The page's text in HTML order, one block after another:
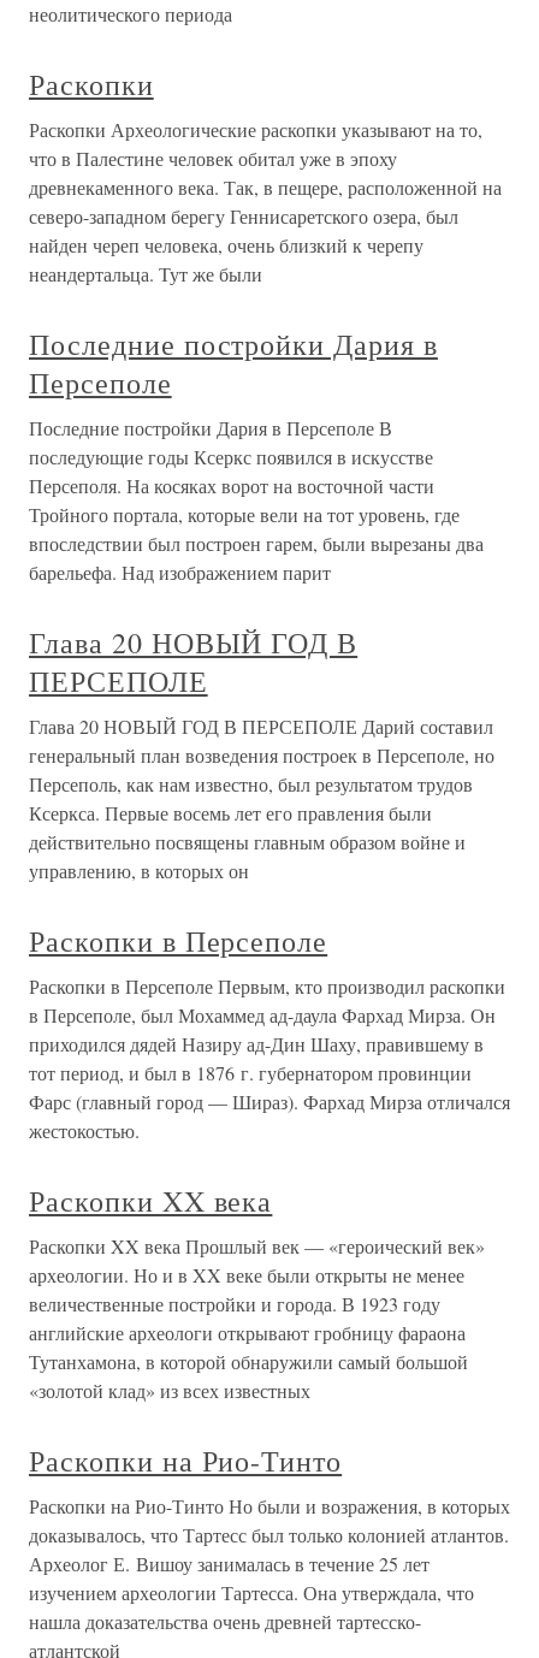
неолитического периода
Раскопки
Раскопки Археологические раскопки указывают на то,
что в Палестине человек обитал уже в эпоху
древнекаменного века. Так, в пещере, расположенной на
северо-западном берегу Геннисаретского озера, был
найден череп человека, очень близкий к черепу
неандертальца. Тут же были
Последние постройки Дария в
Персеполе
Последние постройки Дария в Персеполе В
последующие годы Ксеркс появился в искусстве
Персеполя. На косяках ворот на восточной части
Тройного портала, которые вели на тот уровень, где
впоследствии был построен гарем, были вырезаны два
барельефа. Над изображением парит
Глава 20 НОВЫЙ ГОД В
ПЕРСЕПОЛЕ
Глава 20 НОВЫЙ ГОД В ПЕРСЕПОЛЕ Дарий составил
генеральный план возведения построек в Персеполе, но
Персеполь, как нам известно, был результатом трудов
Ксеркса. Первые восемь лет его правления были
действительно посвящены главным образом войне и
управлению, в которых он
Раскопки в Персеполе
Раскопки в Персеполе Первым, кто производил раскопки
в Персеполе, был Мохаммед ад-даула Фархад Мирза. Он
приходился дядей Назиру ад-Дин Шаху, правившему в
тот период, и был в 1876 г. губернатором провинции
Фарс (главный город — Шираз). Фархад Мирза отличался
жестокостью.
Раскопки XX века
Раскопки XX века Прошлый век — «героический век»
археологии. Но и в XX веке были открыты не менее
величественные постройки и города. В 1923 году
английские археологи открывают гробницу фараона
Тутанхамона, в которой обнаружили самый большой
«золотой клад» из всех известных
Раскопки на Рио-Тинто
Раскопки на Рио-Тинто Но были и возражения, в которых
доказывалось, что Тартесс был только колонией атлантов.
Археолог Е. Вишоу занималась в течение 25 лет
изучением археологии Тартесса. Она утверждала, что
нашла доказательства очень древней тартесско-
атлантской